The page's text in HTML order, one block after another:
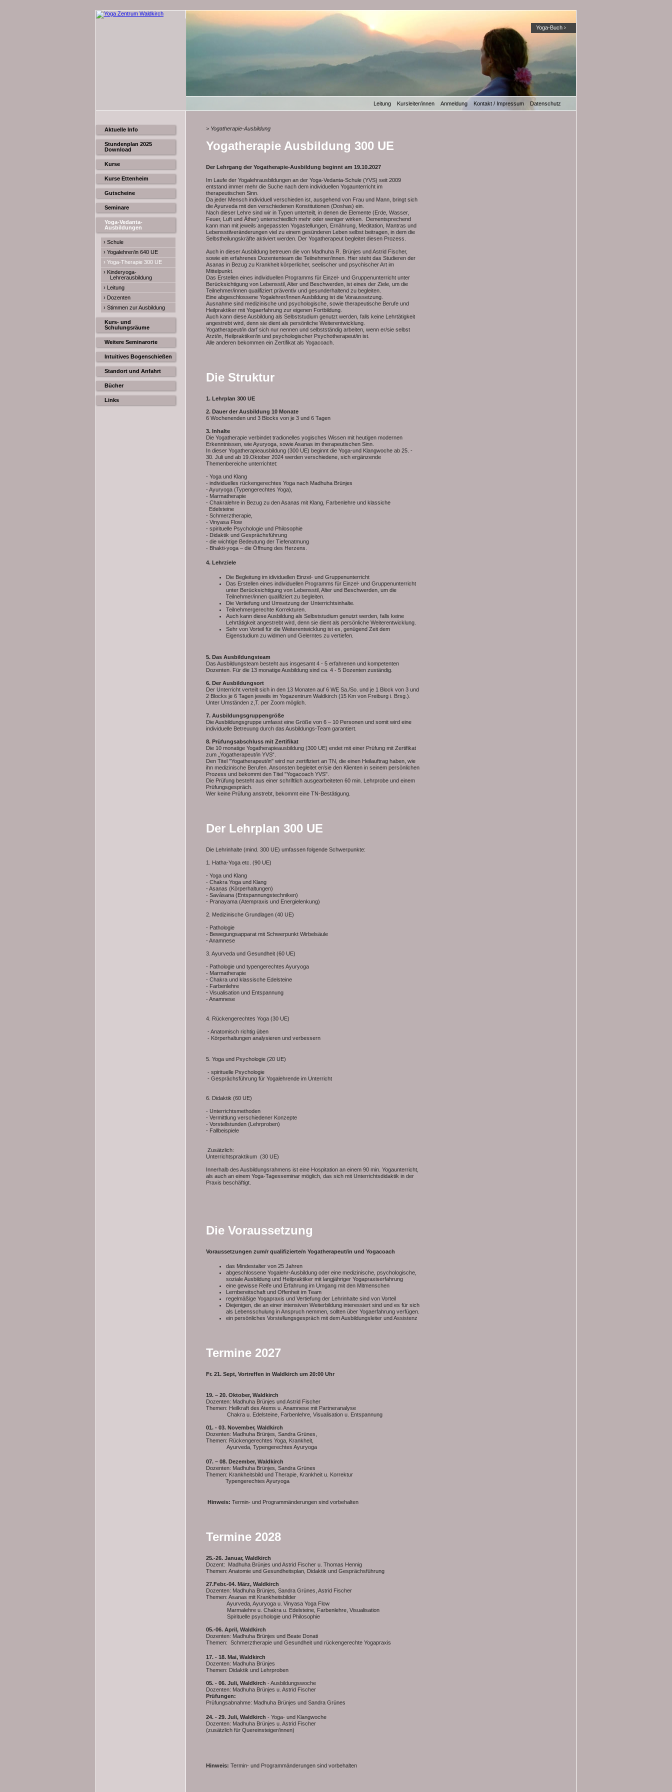
Leitung Kursleiter/innen Anmeldung Kontakt / Impressum Datenschutz
Yoga-Buch ›
> Yogatherapie-Ausbildung
Yogatherapie Ausbildung 300 UE
Der Lehrgang der Yogatherapie-Ausbildung beginnt am 19.10.2027
Im Laufe der Yogalehrausbildungen an der Yoga-Vedanta-Schule (YVS) seit 2009
entstand immer mehr die Suche nach dem individuellen Yogaunterricht im
therapeutischen Sinn.
Da jeder Mensch individuell verschieden ist, ausgehend von Frau und Mann, bringt sich
die Ayurveda mit den verschiedenen Konstitutionen (Doshas) ein.
Nach dieser Lehre sind wir in Typen unterteilt, in denen die Elemente (Erde, Wasser,
Feuer, Luft und Äther) unterschiedlich mehr oder weniger wirken. Dementsprechend
kann man mit jeweils angepassten Yogastellungen, Ernährung, Meditation, Mantras und
Lebensstilveränderungen viel zu einem gesünderen Leben selbst beitragen, in dem die
Selbstheilungskräfte aktiviert werden. Der Yogatherapeut begleitet diesen Prozess.
Auch in dieser Ausbildung betreuen die von Madhuha R. Brünjes und Astrid Fischer,
sowie ein erfahrenes Dozententeam die Teilnehmer/innen. Hier steht das Studieren der
Asanas in Bezug zu Krankheit körperlicher, seelischer und psychischer Art im
Mittelpunkt.
Das Erstellen eines individuellen Programms für Einzel- und Gruppenunterricht unter
Berücksichtigung von Lebensstil, Alter und Beschwerden, ist eines der Ziele, um die
Teilnehmer/innen qualifiziert präventiv und gesunderhaltend zu begleiten.
Eine abgeschlossene Yogalehrer/Innen Ausbildung ist die Voraussetzung.
Ausnahme sind medizinische und psychologische, sowie therapeutische Berufe und
Heilpraktiker mit Yogaerfahrung zur eigenen Fortbildung.
Auch kann diese Ausbildung als Selbststudium genutzt werden, falls keine Lehrtätigkeit
angestrebt wird, denn sie dient als persönliche Weiterentwicklung.
Yogatherapeut/in darf sich nur nennen und selbstständig arbeiten, wenn er/sie selbst
Arzt/in, Heilpraktiker/in und psychologischer Psychotherapeut/in ist.
Alle anderen bekommen ein Zertifikat als Yogacoach.
Die Struktur
1. Lehrplan 300 UE
2. Dauer der Ausbildung 10 Monate
6 Wochenenden und 3 Blocks von je 3 und 6 Tagen
3. Inhalte
Die Yogatherapie verbindet tradionelles yogisches Wissen mit heutigen modernen
Erkenntnissen, wie Ayuryoga, sowie Asanas im therapeutischen Sinn.
In dieser Yogatherapieausbildung (300 UE) beginnt die Yoga-und Klangwoche ab 25. -
30. Juli und ab 19.Oktober 2024 werden verschiedene, sich ergänzende
Themenbereiche unterrichtet:
- Yoga und Klang
- individuelles rückengerechtes Yoga nach Madhuha Brünjes
- Ayuryoga (Typengerechtes Yoga),
- Marmatherapie
- Chakralehre in Bezug zu den Asanas mit Klang, Farbenlehre und klassiche
Edelsteine
- Schmerztherapie,
- Vinyasa Flow
- spirituelle Psychologie und Philosophie
- Didaktik und Gesprächsführung
- die wichtige Bedeutung der Tiefenatmung
- Bhakti-yoga – die Öffnung des Herzens.
4. Lehrziele
Die Begleitung im idividuellen Einzel- und Gruppenunterricht
Das Erstellen eines individuellen Programms für Einzel- und Gruppenunterricht
unter Berücksichtigung von Lebensstil, Alter und Beschwerden, um die
Teilnehmer/innen qualifiziert zu begleiten.
Die Vertiefung und Umsetzung der Unterrichtsinhalte.
Teilnehmergerechte Korrekturen.
Auch kann diese Ausbildung als Selbststudium genutzt werden, falls keine
Lehrtätigkeit angestrebt wird, denn sie dient als persönliche Weiterentwicklung.
Sehr von Vorteil für die Weiterentwicklung ist es, genügend Zeit dem
Eigenstudium zu widmen und Gelerntes zu vertiefen.
5. Das Ausbildungsteam
Das Ausbildungsteam besteht aus insgesamt 4 - 5 erfahrenen und kompetenten
Dozenten. Für die 13 monatige Ausbildung sind ca. 4 - 5 Dozenten zuständig.
6. Der Ausbildungsort
Der Unterricht verteilt sich in den 13 Monaten auf 6 WE Sa./So. und je 1 Block von 3 und
2 Blocks je 6 Tagen jeweils im Yogazentrum Waldkirch (15 Km von Freiburg i. Brsg.).
Unter Umständen z,T. per Zoom möglich.
7. Ausbildungsgruppengröße
Die Ausbildungsgruppe umfasst eine Größe von 6 – 10 Personen und somit wird eine
individuelle Betreuung durch das Ausbildungs-Team garantiert.
8. Prüfungsabschluss mit Zertifikat
Die 10 monatige Yogatherapieausbildung (300 UE) endet mit einer Prüfung mit Zertifikat
zum „Yogatherapeut/in YVS“.
Den Titel "Yogatherapeut/in" wird nur zertifiziert an TN, die einen Heilauftrag haben, wie
ihn medizinische Berufen. Ansonsten begleitet er/sie den Klienten in seinem persönlichen
Prozess und bekommt den Titel "Yogacoach YVS".
Die Prüfung besteht aus einer schriftlich ausgearbeiteten 60 min. Lehrprobe und einem
Prüfungsgespräch.
Wer keine Prüfung anstrebt, bekommt eine TN-Bestätigung.
Der Lehrplan 300 UE
Die Lehrinhalte (mind. 300 UE) umfassen folgende Schwerpunkte:
1. Hatha-Yoga etc. (90 UE)
- Yoga und Klang
- Chakra Yoga und Klang
- Asanas (Körperhaltungen)
- Savâsana (Entspannungstechniken)
- Pranayama (Atempraxis und Energielenkung)
2. Medizinische Grundlagen (40 UE)
- Pathologie
- Bewegungsapparat mit Schwerpunkt Wirbelsäule
- Anamnese
3. Ayurveda und Gesundheit (60 UE)
- Pathologie und typengerechtes Ayuryoga
- Marmatherapie
- Chakra und klassische Edelsteine
- Farbenlehre
- Visualisation und Entspannung
- Anamnese
4. Rückengerechtes Yoga (30 UE)
- Anatomisch richtig üben
- Körperhaltungen analysieren und verbessern
5. Yoga und Psychologie (20 UE)
- spirituelle Psychologie
- Gesprächsführung für Yogalehrende im Unterricht
6. Didaktik (60 UE)
- Unterrichtsmethoden
- Vermittlung verschiedener Konzepte
- Vorstellstunden (Lehrproben)
- Fallbeispiele
Zusätzlich:
Unterrichtspraktikum (30 UE)
Innerhalb des Ausbildungsrahmens ist eine Hospitation an einem 90 min. Yogaunterricht,
als auch an einem Yoga-Tagesseminar möglich, das sich mit Unterrichtsdidaktik in der
Praxis beschäftigt.
Die Voraussetzung
Voraussetzungen zum/r qualifizierte/n Yogatherapeut/in und Yogacoach
das Mindestalter von 25 Jahren
abgeschlossene Yogalehr-Ausbildung oder eine medizinische, psychologische,
soziale Ausbildung und Heilpraktiker mit langjähriger Yogapraxiserfahrung
eine gewisse Reife und Erfahrung im Umgang mit den Mitmenschen
Lernbereitschaft und Offenheit im Team
regelmäßige Yogapraxis und Vertiefung der Lehrinhalte sind von Vorteil
Diejenigen, die an einer intensiven Weiterbildung interessiert sind und es für sich
als Lebensschulung in Anspruch nemmen, sollten über Yogaerfahrung verfügen.
ein persönliches Vorstellungsgespräch mit dem Ausbildungsleiter und Assistenz
Termine 2027
Fr. 21. Sept, Vortreffen in Waldkirch um 20:00 Uhr
19. – 20. Oktober, Waldkirch
Dozenten: Madhuha Brünjes und Astrid Fischer
Themen: Heilkraft des Atems u. Anamnese mit Partneranalyse
Chakra u. Edelsteine, Farbenlehre, Visualisation u. Entspannung
01. - 03. November, Waldkirch
Dozenten: Madhuha Brünjes, Sandra Grünes,
Themen: Rückengerechtes Yoga, Krankheit,
Ayurveda, Typengerechtes Ayuryoga
07. – 08. Dezember, Waldkirch
Dozenten: Madhuha Brünjes, Sandra Grünes
Themen: Krankheitsbild und Therapie, Krankheit u. Korrektur
Typengerechtes Ayuryoga
Hinweis: Termin- und Programmänderungen sind vorbehalten
Termine 2028
25.-26. Januar, Waldkirch
Dozent: Madhuha Brünjes und Astrid Fischer u. Thomas Hennig
Themen: Anatomie und Gesundheitsplan, Didaktik und Gesprächsführung
27.Febr.-04. März, Waldkirch
Dozenten: Madhuha Brünjes, Sandra Grünes, Astrid Fischer
Themen: Asanas mit Krankheitsbilder
Ayurveda, Ayuryoga u. Vinyasa Yoga Flow
Marmalehre u. Chakra u. Edelsteine, Farbenlehre, Visualisation
Spirituelle psychologie und Philosophie
05.-06. April, Waldkirch
Dozenten: Madhuha Brünjes und Beate Donati
Themen: Schmerztherapie und Gesundheit und rückengerechte Yogapraxis
17. - 18. Mai, Waldkirch
Dozenten: Madhuha Brünjes
Themen: Didaktik und Lehrproben
05. - 06. Juli, Waldkirch - Ausbildungswoche
Dozenten: Madhuha Brünjes u. Astrid Fischer
Prüfungen:
Prüfungsabnahme: Madhuha Brünjes und Sandra Grünes
24. - 29. Juli, Waldkirch - Yoga- und Klangwoche
Dozenten: Madhuha Brünjes u. Astrid Fischer
(zusätzlich für Quereinsteiger/innen)
Hinweis: Termin- und Programmänderungen sind vorbehalten
Aktuelle Info
Stundenplan 2025
Download
Kurse
Kurse Ettenheim
Gutscheine
Seminare
Yoga-Vedanta-
Ausbildungen
› Schule
› Yogalehrer/in 640 UE
› Yoga-Therapie 300 UE
› Kinderyoga-
Lehrerausbildung
› Leitung
› Dozenten
› Stimmen zur Ausbildung
Kurs- und
Schulungsräume
Weitere Seminarorte
Intuitives Bogenschießen
Standort und Anfahrt
Bücher
Links